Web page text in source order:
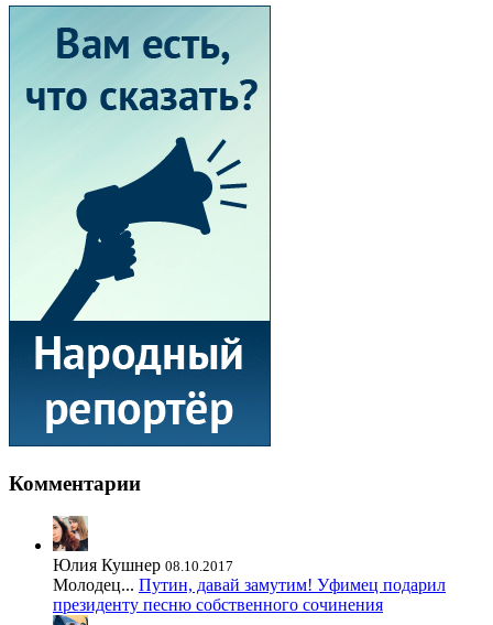
Комментарии
Юлия Кушнер 08.10.2017
Молодец... Путин, давай замутим! Уфимец подарил
президенту песню собственного сочинения